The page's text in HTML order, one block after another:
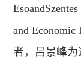
and
者，吕景峰为